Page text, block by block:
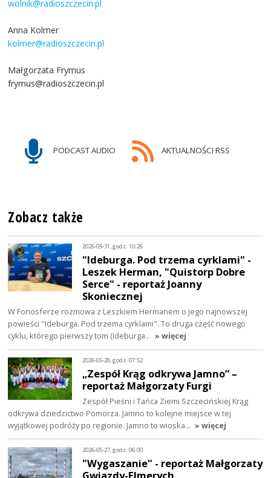
wolnik@radioszczecin.pl
Anna Kolmer
kolmer@radioszczecin.pl
Małgorzata Frymus
frymus@radioszczecin.pl
PODCAST AUDIO AKTUALNOŚCI RSS
Zobacz także
2026-05-31, godz. 10:26
"Ideburga. Pod trzema cyrklami" -
Leszek Herman, "Quistorp Dobre
Serce" - reportaż Joanny
Skoniecznej
W Fonosferze rozmowa z Leszkiem Hermanem o jego najnowszej
powieści "Ideburga. Pod trzema cyrklami". To druga część nowego
cyklu, którego pierwszy tom (Ideburga… » więcej
2026-05-28, godz. 07:52
„Zespół Krąg odkrywa Jamno” –
reportaż Małgorzaty Furgi
Zespół Pieśni i Tańca Ziemi Szczecińskiej Krąg
odkrywa dziedzictwo Pomorza. Jamno to kolejne miejsce w tej
wyjątkowej podróży po regionie. Jamno to wioska… » więcej
2026-05-27, godz. 06:00
"Wygaszanie" - reportaż Małgorzaty
Gwiazdy-Elmerych